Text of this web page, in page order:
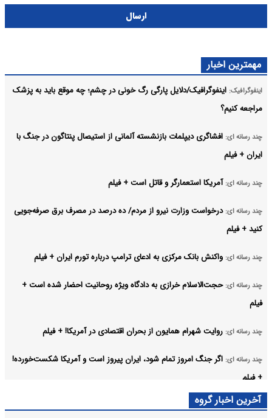
ارسال
مهمترین اخبار
اینفوگرافیک: اینفوگرافیک/دلایل پارگی رگ خونی در چشم؛ چه موقع باید به پزشک
مراجعه کنیم؟
چند رسانه ای: افشاگری دیپلمات بازنشسته آلمانی از استیصال پنتاگون در جنگ با
ایران + فیلم
چند رسانه ای: آمریکا استعمارگر و قاتل است + فیلم
چند رسانه ای: درخواست وزارت نیرو از مردم/ ده درصد در مصرف برق صرفه‌جویی
کنید + فیلم
چند رسانه ای: واکنش بانک مرکزی به ادعای ترامپ درباره تورم ایران + فیلم
چند رسانه ای: حجت‌الاسلام خرازی به دادگاه ویژه روحانیت احضار شده است +
فیلم
چند رسانه ای: روایت شهرام همایون از بحران اقتصادی در آمریکا! + فیلم
چند رسانه ای: اگر جنگ امروز تمام شود، ایران پیروز است و آمریکا شکست‌خورده!
+ فیلم
چند رسانه ای: اسرائیل اینترنشنال و پروژه خطرناک غزه کردن ایران! + فیلمآخرین اخبار گروه